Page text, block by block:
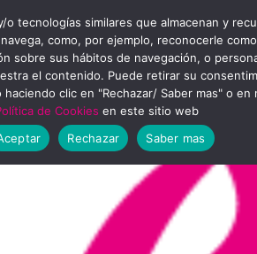
MENÚ
PRINCIPAL
o tecnologías similares que almacenan y
como, por ejemplo, reconocerle
sobre sus hábitos de navegación, o
el contenido. Puede retirar su
clic en "Rechazar/ Saber mas" o en
de Cookies en este sitio web
Rechazar Saber mas